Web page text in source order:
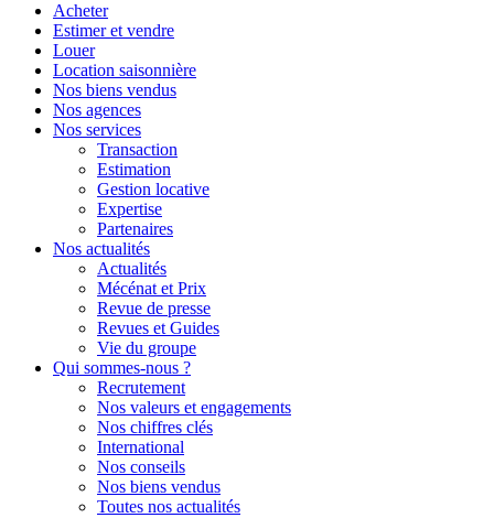
Acheter
Estimer et vendre
Louer
Location saisonnière
Nos biens vendus
Nos agences
Nos services
Transaction
Estimation
Gestion locative
Expertise
Partenaires
Nos actualités
Actualités
Mécénat et Prix
Revue de presse
Revues et Guides
Vie du groupe
Qui sommes-nous ?
Recrutement
Nos valeurs et engagements
Nos chiffres clés
International
Nos conseils
Nos biens vendus
Toutes nos actualités